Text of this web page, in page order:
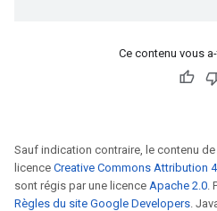
Ce contenu vous
Sauf indication contraire, le contenu
licence Creative Commons Attribution
sont régis par une licence Apache 2.0.
Règles du site Google Developers.